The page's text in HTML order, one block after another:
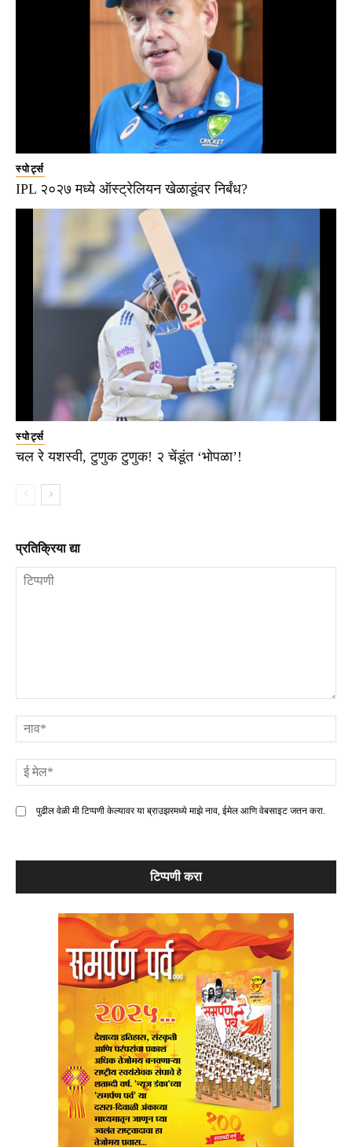
स्पोर्ट्स
IPL २०२७ मध्ये ऑस्ट्रेलियन खेळाडूंवर निर्बंध?
स्पोर्ट्स
चल रे यशस्वी, टुणुक टुणुक! २ चेंडूंत ‘भोपळा’!
प्रतिक्रिया द्या
पुढील वेळी मी टिप्पणी केल्यावर या ब्राउझरमध्ये माझे नाव, ईमेल आणि वेबसाइट जतन करा.